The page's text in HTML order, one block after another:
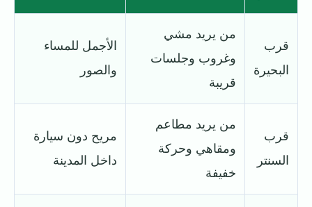
قرب
البحيرة
من يريد مشي
وغروب وجلسات
قريبة
الأجمل للمساء
والصور
قرب
السنتر
من يريد مطاعم
ومقاهي وحركة
خفيفة
مريح دون سيارة
داخل المدينة